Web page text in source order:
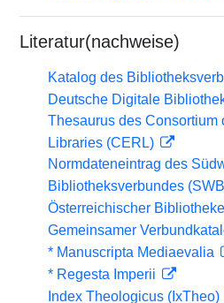
Literatur(nachweise)
Katalog des
Deutsche Digitale
Thesaurus des Consortium
Libraries (CERL)
Normdateneintrag des
Bibliotheksverbundes
Österreichischer
Gemeinsamer
* Manuscripta Mediaevalia
* Regesta Imperii
Index Theologicus (IxTheo)